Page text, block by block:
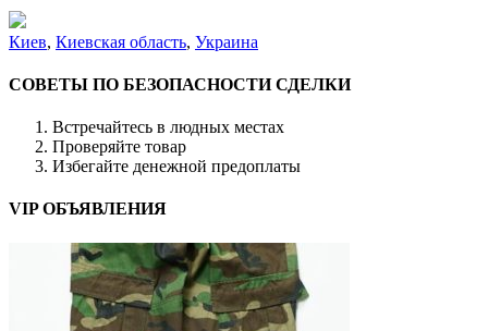
Киев, Киевская область, Украина
СОВЕТЫ ПО БЕЗОПАСНОСТИ СДЕЛКИ
Встречайтесь в людных местах
Проверяйте товар
Избегайте денежной предоплаты
VIP ОБЪЯВЛЕНИЯ